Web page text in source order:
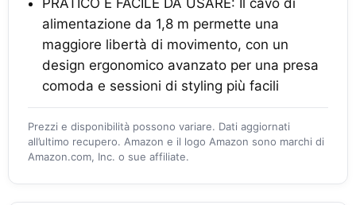
PRATICO E FACILE DA USARE: Il cavo di
alimentazione da 1,8 m permette una
maggiore libertà di movimento, con un
design ergonomico avanzato per una presa
comoda e sessioni di styling più facili
Prezzi e disponibilità possono variare. Dati aggiornati
all’ultimo recupero. Amazon e il logo Amazon sono marchi di
Amazon.com, Inc. o sue affiliate.